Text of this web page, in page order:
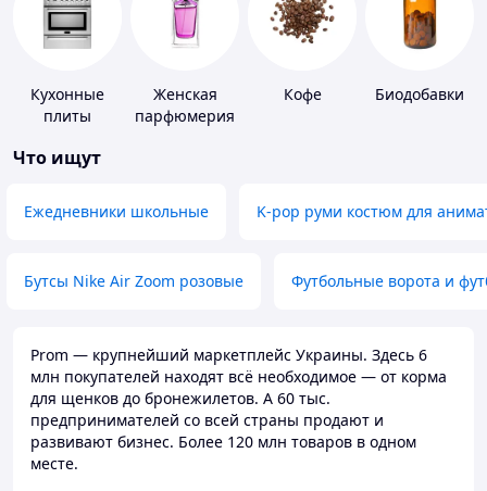
Кухонные
плиты
Женская
парфюмерия
Кофе Биодобавки
Что ищут
Ежедневники школьные K-pop руми костюм для
Бутсы Nike Air Zoom розовые Футбольные ворота и
Prom — крупнейший маркетплейс Украины. Здесь 6
млн покупателей находят всё необходимое — от корма
для щенков до бронежилетов. А 60 тыс.
предпринимателей со всей страны продают и
развивают бизнес. Более 120 млн товаров в одном
месте.